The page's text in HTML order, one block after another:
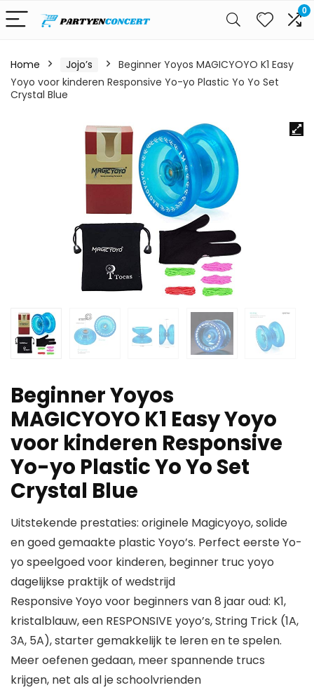
0
Home Jojo’s
Beginner Yoyos MAGICYOYO K1 Easy
Yoyo voor kinderen Responsive Yo-yo Plastic Yo Yo Set
Crystal Blue
Beginner Yoyos
MAGICYOYO K1 Easy Yoyo
voor kinderen Responsive
Yo-yo Plastic Yo Yo Set
Crystal Blue
Uitstekende prestaties: originele Magicyoyo, solide
en goed gemaakte plastic Yoyo’s. Perfect eerste Yo-
yo speelgoed voor kinderen, beginner truc yoyo
dagelijkse praktijk of wedstrijd
Responsive Yoyo voor beginners van 8 jaar oud: K1,
kristalblauw, een RESPONSIVE yoyo’s, String Trick (1A,
3A, 5A), starter gemakkelijk te leren en te spelen.
Meer oefenen gedaan, meer spannende trucs
krijgen, net als al je schoolvrienden